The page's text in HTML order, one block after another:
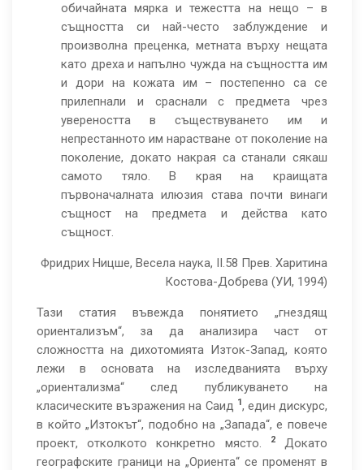
бивша
Югославия
обичайната мярка и тежестта на нещо – в
същността си най-често заблуждение и
произволна преценка, метната върху нещата
като дреха и напълно чужда на същността им
и дори на кожата им – постепенно са се
прилепнали и сраснали с предмета чрез
увереността в съществуването им и
непрестанното им нарастване от поколение на
поколение, докато накрая са станали сякаш
самото тяло. В края на краищата
първоначалната илюзия става почти винаги
същност на предмета и действа като
същност.
Фридрих Ницше, Весела наука, II.58 Прев. Харитина
Костова-Добрева (УИ, 1994)
Тази статия въвежда понятието „гнездящ
ориентализъм“, за да анализира част от
сложността на дихотомията Изток-Запад, която
лежи в основата на изследванията върху
„ориентализма“ след публикуването на
класическите възражения на Саид 1, един дискурс,
в който „Изтокът“, подобно на „Запада“, е повече
проект, отколкото конкретно място.
2Докато
географските граници на „Ориента“ се променят в